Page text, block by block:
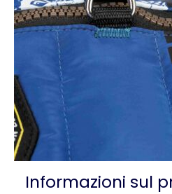
Informazioni sul